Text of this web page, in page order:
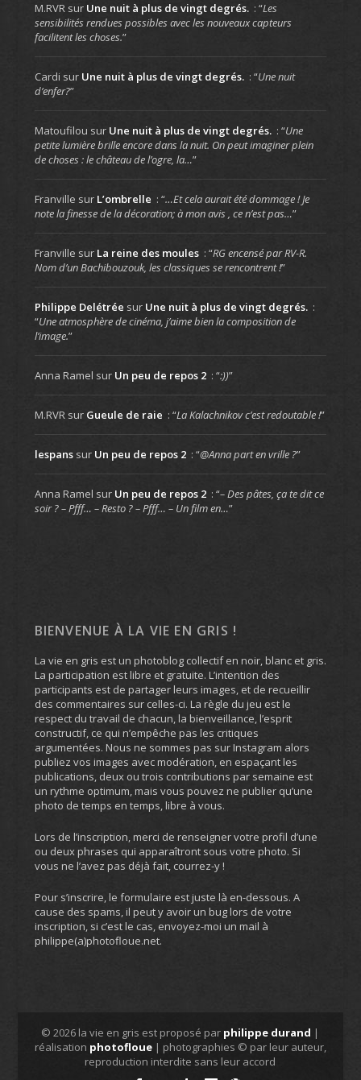
M.RVRsur Une nuit à plus de vingt degrés. : “Les
sensibilités rendues possibles avec les nouveaux capteurs
facilitent les choses.”
Cardi sur Une nuit à plus de vingt degrés. : “Une nuit
d’enfer?”
Matoufilou sur Une nuit à plus de vingt degrés. : “Une
petite lumière brille encore dans la nuit. On peut imaginer plein
de choses : le château de l’ogre, la…”
Franville sur L’ombrelle : “…Et cela aurait été dommage ! Je
note la finesse de la décoration; à mon avis , ce n’est pas…”
Franville sur La reine des moules : “RG encensé par RV-R.
Nom d’un Bachibouzouk, les classiques se rencontrent !”
Philippe Delétrée sur Une nuit à plus de vingt degrés. :
“Une atmosphère de cinéma, j’aime bien la composition de
l’image.”
Anna Ramel sur Un peu de repos 2 : “:))”
M.RVRsur Gueule de raie : “La Kalachnikov c’est redoutable !”
lespanssur Un peu de repos 2 : “@Anna part en vrille ?”
Anna Ramel sur Un peu de repos 2 : “– Des pâtes, ça te dit ce
soir ? – Pfff… – Resto ? – Pfff… – Un film en…”
BIENVENUE À LA VIE EN GRIS !
La vie en gris est un photoblog collectif en noir, blanc et gris.
La participation est libre et gratuite. L’intention des
participants est de partager leurs images, et de recueillir
des commentaires sur celles-ci. La règle du jeu est le
respect du travail de chacun, la bienveillance, l’esprit
constructif, ce qui n’empêche pas les critiques
argumentées. Nous ne sommes pas sur Instagram alors
publiez vos images avec modération, en espaçant les
publications, deux ou trois contributions par semaine est
un rythme optimum, mais vous pouvez ne publier qu’une
photo de temps en temps, libre à vous.
Lors de l’inscription, merci de renseigner votre profil d’une
ou deux phrases qui apparaîtront sous votre photo. Si
vous ne l’avez pas déjà fait, courrez-y !
Pour s’inscrire, le formulaire est juste là en-dessous. A
cause des spams, il peut y avoir un bug lors de votre
inscription, si c’est le cas, envoyez-moi un mail à
philippe(a)photofloue.net.
© 2026 la vie en gris est proposé par philippe durand |
réalisation photofloue| photographies © par leur auteur,
reproduction interdite sans leur accord